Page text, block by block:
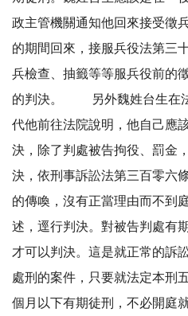
政主管機關通知他回來接受徵
的期間回來，接服兵役法第三
兵檢查、抽籤等等服兵役前的
的判決。 另外魏姓台生在法
代他前往法院說明，他自己應
決，除了判處被告拘役、罰金
決，依刑事訴訟法第三百零六
的傳喚，沒有正當理由而不到
述，逕行判決。對被告判處有
才可以判決。這是就正常的訴
處刑的案件，只要就法定本刑
個月以下有期徒刑，不必開庭